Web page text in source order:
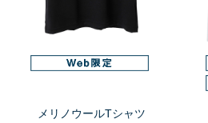
メリノウールTシャツ